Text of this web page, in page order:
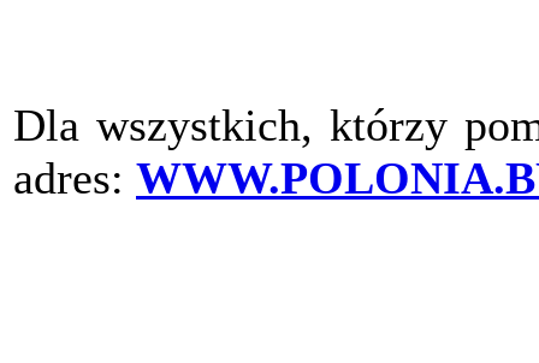
Dla wszystkich, którzy
adres: